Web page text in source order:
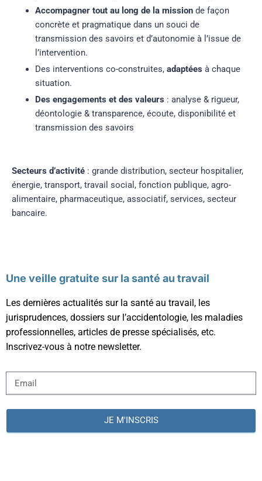
Accompagner tout au long de la mission de façon
concrète et pragmatique dans un souci de
transmission des savoirs et d’autonomie à l’issue de
l’intervention.
Des interventions co-construites, adaptées à chaque
situation.
Des engagements et des valeurs : analyse & rigueur,
déontologie & transparence, écoute, disponibilité et
transmission des savoirs
Secteurs d’activité : grande distribution, secteur hospitalier,
énergie, transport, travail social, fonction publique, agro-
alimentaire, pharmaceutique, associatif, services, secteur
bancaire.
Une veille gratuite sur la santé au travail
Les dernières actualités sur la santé au travail, les
jurisprudences, dossiers sur l’accidentologie, les maladies
professionnelles, articles de presse spécialisés, etc.
Inscrivez-vous à notre newsletter.
JE M'INSCRIS